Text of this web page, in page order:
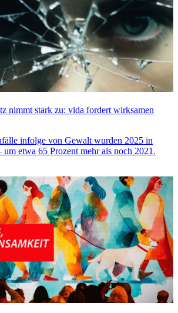
nimmt stark zu: vida fordert wirksamen
infolge von Gewalt wurden 2025 in
um etwa 65 Prozent mehr als noch 2021.